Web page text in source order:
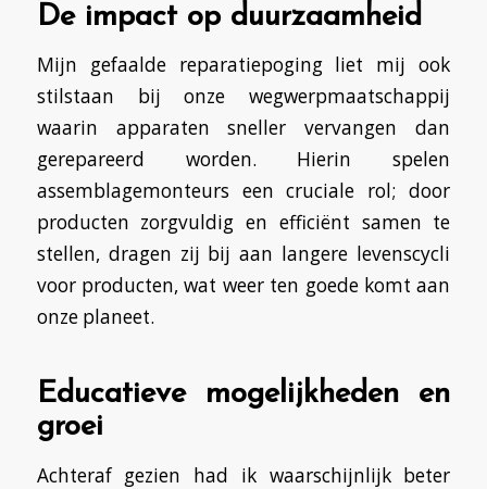
De impact op duurzaamheid
Mijn gefaalde reparatiepoging liet mij ook
stilstaan bij onze wegwerpmaatschappij
waarin apparaten sneller vervangen dan
gerepareerd worden. Hierin spelen
assemblagemonteurs een cruciale rol; door
producten zorgvuldig en efficiënt samen te
stellen, dragen zij bij aan langere levenscycli
voor producten, wat weer ten goede komt aan
onze planeet.
Educatieve mogelijkheden en
groei
Achteraf gezien had ik waarschijnlijk beter